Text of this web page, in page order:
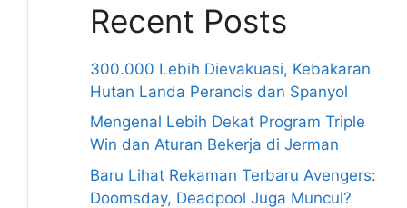
Recent Posts
300.000 Lebih Dievakuasi, Kebakaran
Hutan Landa Perancis dan Spanyol
Mengenal Lebih Dekat Program Triple
Win dan Aturan Bekerja di Jerman
Baru Lihat Rekaman Terbaru Avengers:
Doomsday, Deadpool Juga Muncul?